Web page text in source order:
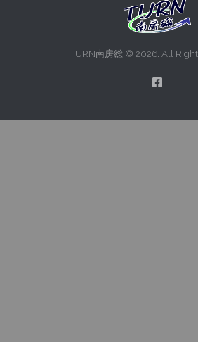
TURN南房総 © 2026. All